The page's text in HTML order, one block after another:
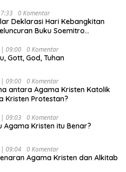
0 Komentar
Deklarasi Hari Kebangkitan
Buku Soemitro
& Simposium Nasional
Perekonomian Nasional dan
| 09:00 0 Komentar
Gott, God, Tuhan
| 09:00 0 Komentar
antara Agama Kristen Katolik
Kristen Protestan?
| 09:03 0 Komentar
Agama Kristen itu Benar?
| 09:04 0 Komentar
Agama Kristen dan Alkitab